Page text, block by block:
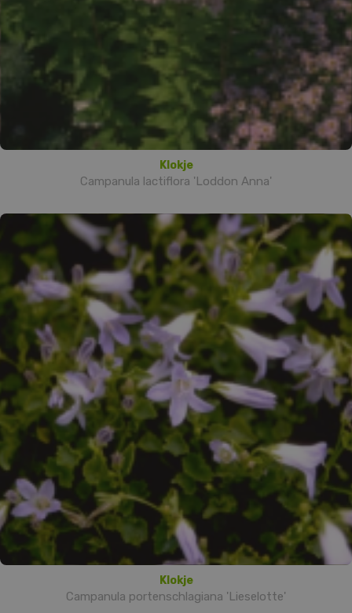
Klokje
Campanula lactiflora 'Loddon Anna'
Klokje
Campanula portenschlagiana 'Lieselotte'